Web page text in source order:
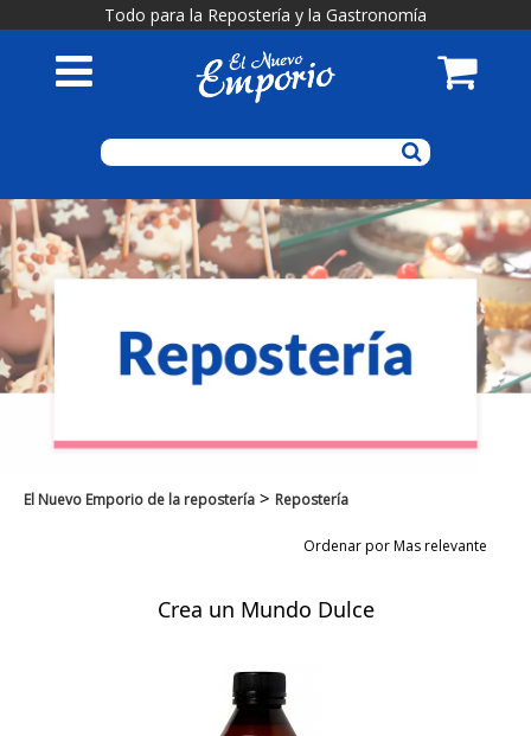
Todo para la Repostería y la Gastronomía
El Nuevo Emporio de la repostería > Repostería
Ordenar por Mas relevante
Crea un Mundo Dulce